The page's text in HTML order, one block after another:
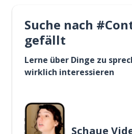
Suche nach
gefällt
Lerne über Dinge zu
wirklich interessieren
Schaue